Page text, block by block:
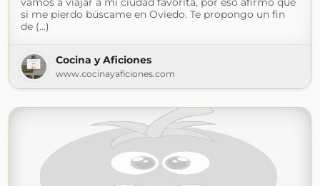
si me pierdo búscame en Oviedo. Te propongo un fin
de (...)
Cocina y Aficiones
www.cocinayaficiones.com